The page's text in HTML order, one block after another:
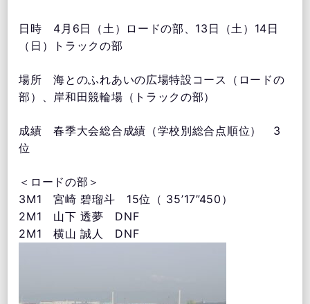
日時 4月6日（土）ロードの部、13日（土）14日
（日）トラックの部
場所 海とのふれあいの広場特設コース（ロードの
部）、岸和田競輪場（トラックの部）
成績 春季大会総合成績（学校別総合点順位） 3
位
＜ロードの部＞
3M1 宮崎 碧瑠⽃ 15位（ 35’17”450）
2M1 ⼭下 透夢 DNF
2M1 横⼭ 誠⼈ DNF